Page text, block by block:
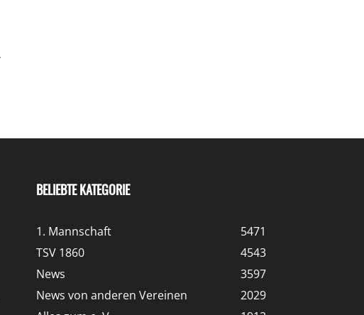
BELIEBTE KATEGORIE
1. Mannschaft
5471
TSV 1860
4543
News
3597
News von anderen Vereinen
2029